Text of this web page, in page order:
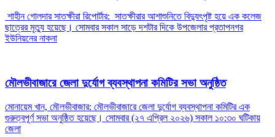
শাহীন গোলদার সাতক্ষীরা রিপোর্টার: সাতক্ষীরার আশাশুনিতে বিদ্যুৎপৃষ্ট হয়ে এক কলেজ
ছাত্রের মৃত্যু হয়েছে। সোমবার সকাল সাড়ে দশটার দিকে উপজেলার প্রতাপনগর
ইউনিয়নের নাকনা
মৌলভীবাজারে জেলা দুর্যোগ ব্যবস্থাপনা কমিটির সভা অনুষ্ঠিত
মোনায়েম খান, মৌলভীবাজার: মৌলভীবাজারে জেলা দুর্যোগ ব্যবস্থাপনা কমিটির এক
গুরুত্বপূর্ণ সভা অনুষ্ঠিত হয়েছে। সোমবার (২৭ এপ্রিল ২০২৬) সকাল ১০:৩০ ঘটিকায়
জেলা